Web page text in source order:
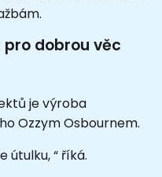
pro dobrou věc
je výroba
Ozzym Osbournem.
útulku, “ říká.